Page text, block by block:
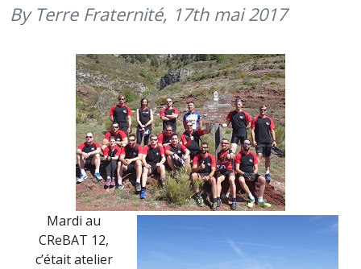
By Terre Fraternité, 17th mai 2017
Mardi au
CReBAT 12,
c’était atelier